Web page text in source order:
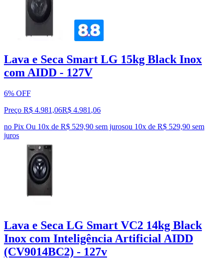
Lava e Seca Smart LG 15kg Black Inox
com AIDD - 127V
6% OFF
Preço R$ 4.981,06R$ 4.981 ,06
no Pix Ou 10x de R$ 529,90 sem jurosou 10x de R$ 529,90 sem
juros
Lava e Seca LG Smart VC2 14kg Black
Inox com Inteligência Artificial AIDD
(CV9014BC2) - 127v